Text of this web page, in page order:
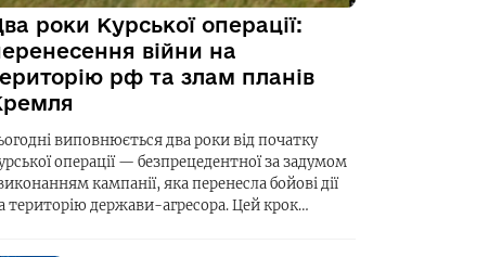
роки Курської операції:
війни на
рф та злам планів
виповнюється два роки від початку
операції — безпрецедентної за задумом
кампанії, яка перенесла бойові дії
територію держави-агресора. Цей крок…